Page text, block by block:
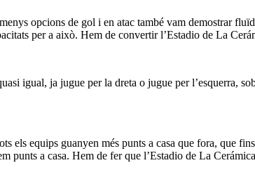
opcions de gol i en atac també vam demostrar
per a això. Hem de convertir l’Estadio de La
igual, ja jugue per la dreta o jugue per l’esquerra,
els equips guanyen més punts a casa que fora, que
punts a casa. Hem de fer que l’Estadio de La